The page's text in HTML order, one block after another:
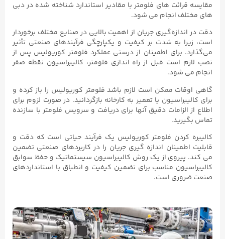
مقایسه قرائت های فلومتر با مقادیر استاندارد شناخته شده در دبی
های مختلف انجام می شود.
دقت در اندازه‌گیری جریان از اهمیت بالایی در صنایع مختلف برخوردار
است، زیرا به شدت بر کیفیت و یکپارچگی فرآیندهای صنعتی تأثیر
می‌گذارد. برای اطمینان از درستی عملکرد فلومتر کوریولیس پس از
نصب لازم است قبل از راه اندازی فلومتر، کالیبراسیون نقطه صفر
انجام می شود.
گاهی اوقات ممکن است لازم باشد فلومتر کوریولیس را باز کرده و
برای کالیبراسیون یا تعمیر به کارخانه بازگردانید. در صورت لزوم برای
اطلاع از الزامات دقیق آنها برای دریافت و سرویس فلومتر با سازنده
تماس بگیرید.
کالیبره کردن فلومتر کوریولیس یک فرآیند حیاتی است که دقت و
قابلیت اطمینان اندازه گیری جریان را در کاربردهای صنعتی تضمین
می کند. پیروی از یک روش کالیبراسیون سیستماتیک و حفظ سوابق
کالیبراسیون مناسب برای تضمین کیفیت و انطباق با استانداردهای
صنعت ضروری است.